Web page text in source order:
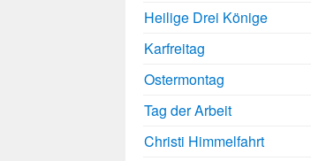
Heilige Drei Könige
Karfreitag
Ostermontag
Tag der Arbeit
Christi Himmelfahrt